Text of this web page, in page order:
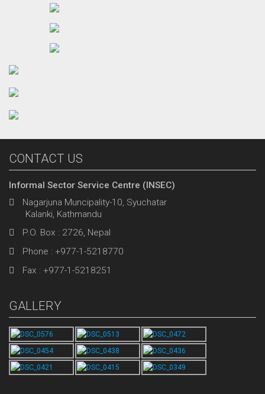
CONTACT US
Informal Sector Service Centre (INSEC)
Nagarjuna Muncipality-10, Syuchatar
Kalanki, Kathmandu
P.O. Box : 2726, Nepal
Phone : +977-1-5218770
Fax : +977-1-5218251
GALLERY